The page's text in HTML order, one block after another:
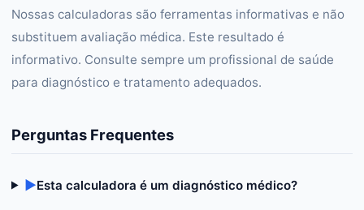
Nossas calculadoras são ferramentas informativas e não
substituem avaliação médica. Este resultado é
informativo. Consulte sempre um profissional de saúde
para diagnóstico e tratamento adequados.
Perguntas Frequentes
▶Esta calculadora é um diagnóstico médico?